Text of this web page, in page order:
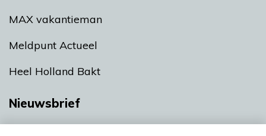
MAX vakantieman
Meldpunt Actueel
Heel Holland Bakt
Nieuwsbrief
Neem hier een gratis abonnement op onze